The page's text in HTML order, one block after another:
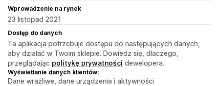
Wprowadzenie na rynek
23 listopad 2021
Dostęp do danych
Ta aplikacja potrzebuje dostępu do następujących danych,
aby działać w Twoim sklepie. Dowiedz się, dlaczego,
przeglądając politykę prywatności dewelopera.
Wyświetlanie danych klientów:
Dane wrażliwe, dane urządzenia i aktywności